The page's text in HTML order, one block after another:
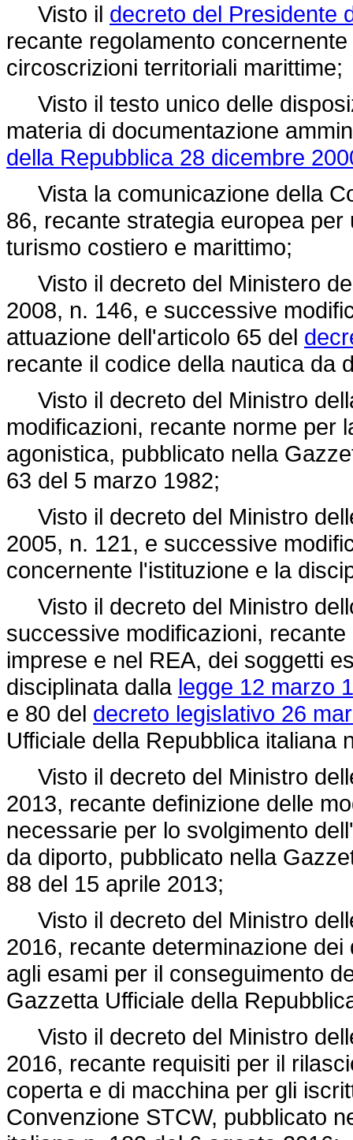
Visto il decreto del Presidente
recante regolamento
circoscrizioni territoriali marittime;
Visto il testo unico delle
materia di documentazione
della Repubblica 28 dicembre
Vista la comunicazione della
86, recante strategia europea
turismo costiero e marittimo;
Visto il decreto del Ministero
2008, n. 146, e successive
attuazione dell'articolo 65 del
recante il codice della nautica da
Visto il decreto del Ministro
modificazioni, recante norme per
agonistica, pubblicato nella
63 del 5 marzo 1982;
Visto il decreto del Ministro
2005, n. 121, e successive
concernente l'istituzione e la
Visto il decreto del Ministro
successive modificazioni,
imprese e nel REA, dei soggetti
disciplinata dalla legge 12 marzo
e 80 del decreto legislativo 26
Ufficiale della Repubblica italiana
Visto il decreto del Ministro
2013, recante definizione delle
necessarie per lo svolgimento
da diporto, pubblicato nella
88 del 15 aprile 2013;
Visto il decreto del Ministro
2016, recante determinazione
agli esami per il conseguimento
Gazzetta Ufficiale della
Visto il decreto del Ministro
2016, recante requisiti per il
coperta e di macchina per gli
Convenzione STCW, pubblicato